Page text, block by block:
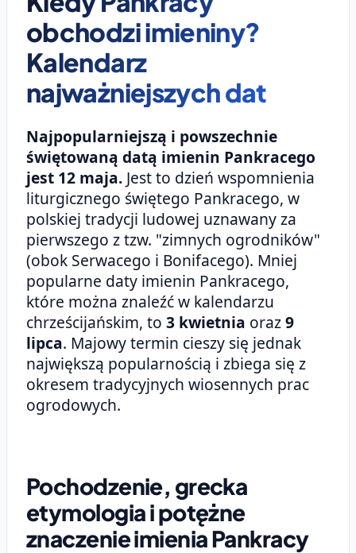
obchodzi imieniny?
Kalendarz
najważniejszych dat
Najpopularniejszą i powszechnie
świętowaną datą imienin Pankracego
jest 12 maja. Jest to dzień wspomnienia
liturgicznego świętego Pankracego, w
polskiej tradycji ludowej uznawany za
pierwszego z tzw. "zimnych ogrodników"
(obok Serwacego i Bonifacego). Mniej
popularne daty imienin Pankracego,
które można znaleźć w kalendarzu
chrześcijańskim, to 3 kwietnia oraz9
lipca. Majowy termin cieszy się jednak
największą popularnością i zbiega się z
okresem tradycyjnych wiosennych prac
ogrodowych.
Pochodzenie, grecka
etymologia i potężne
znaczenie imienia Pankracy